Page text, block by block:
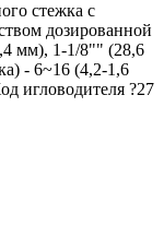
стежка с
дозированной
мм), 1-1/8"" (28,6
- 6~16 (4,2-1,6
игловодителя ?27